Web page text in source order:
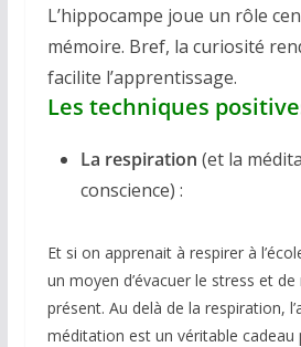
L’hippocampe joue un rôle
mémoire. Bref, la curiosité
facilite l’apprentissage.
Les techniques
La respiration (et la
conscience) :
Et si on apprenait à respirer à
un moyen d’évacuer le stress et de
présent. Au delà de la respiration,
méditation est un véritable cadeau